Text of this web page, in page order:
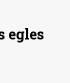
egles